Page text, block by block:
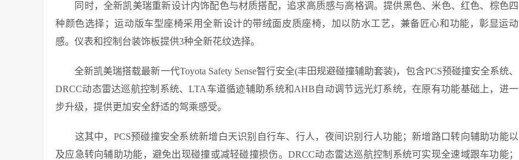
同时，全新凯美瑞重新设计内饰配色与材质搭配，追求高质感与高格调。提供黑色、米色、红色、棕色四
种颜色选择；运动版车型座椅采用全新设计的带绒面皮质座椅，加以防水工艺，兼备匠心和功能，彰显运动
感。仪表和控制台装饰板提供3种全新花纹选择。
全新凯美瑞搭载最新一代Toyota Safety Sense智行安全(丰田规避碰撞辅助套装)，包含PCS预碰撞安全系统、
DRCC动态雷达巡航控制系统、LTA车道循迹辅助系统和AHB自动调节远光灯系统，在原有功能基础上，进一
步升级，提供更加安全舒适的驾乘感受。
这其中，PCS预碰撞安全系统新增白天识别自行车、行人，夜间识别行人功能；新增路口转向辅助功能以
及应急转向辅助功能，避免出现碰撞或减轻碰撞损伤。DRCC动态雷达巡航控制系统可实现全速域跟车功能；